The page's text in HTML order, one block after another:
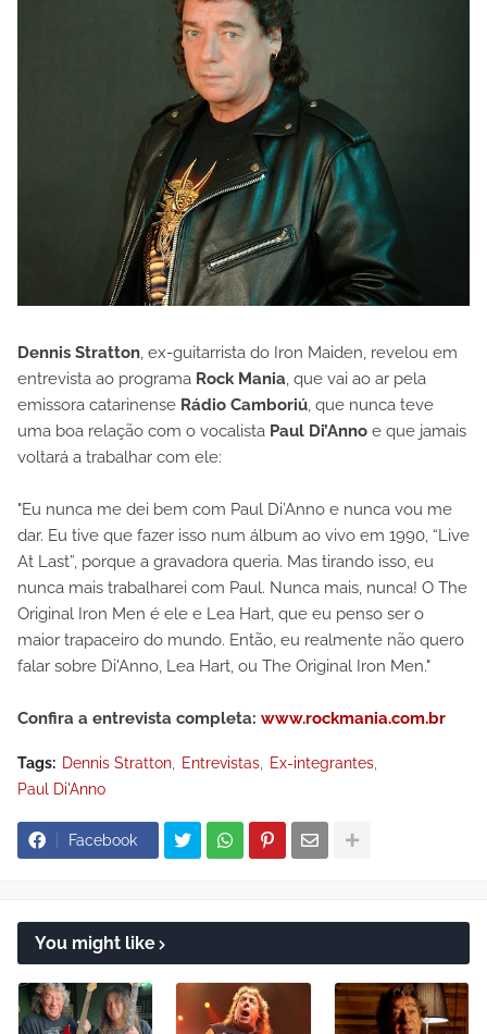
Dennis Stratton, ex-guitarrista do Iron Maiden, revelou em
entrevista ao programa Rock Mania, que vai ao ar pela
emissora catarinense Rádio Camboriú, que nunca teve
uma boa relação com o vocalista Paul Di’Anno e que jamais
voltará a trabalhar com ele:
"Eu nunca me dei bem com Paul Di’Anno e nunca vou me
dar. Eu tive que fazer isso num álbum ao vivo em 1990, “Live
At Last”, porque a gravadora queria. Mas tirando isso, eu
nunca mais trabalharei com Paul. Nunca mais, nunca! O The
Original Iron Men é ele e Lea Hart, que eu penso ser o
maior trapaceiro do mundo. Então, eu realmente não quero
falar sobre Di'Anno, Lea Hart, ou The Original Iron Men."
Confira a entrevista completa: www.rockmania.com.br
Tags: Dennis Stratton Entrevistas
Ex-integrantes
Paul Di'Anno
Facebook
You might like